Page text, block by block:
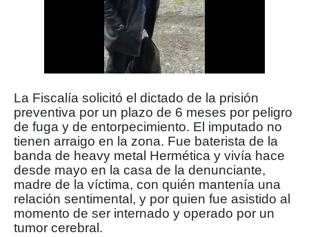
La Fiscalía solicitó el dictado de la prisión
preventiva por un plazo de 6 meses por peligro
de fuga y de entorpecimiento. El imputado no
tienen arraigo en la zona. Fue baterista de la
banda de heavy metal Hermética y vivía hace
desde mayo en la casa de la denunciante,
madre de la víctima, con quién mantenía una
relación sentimental, y por quien fue asistido al
momento de ser internado y operado por un
tumor cerebral.